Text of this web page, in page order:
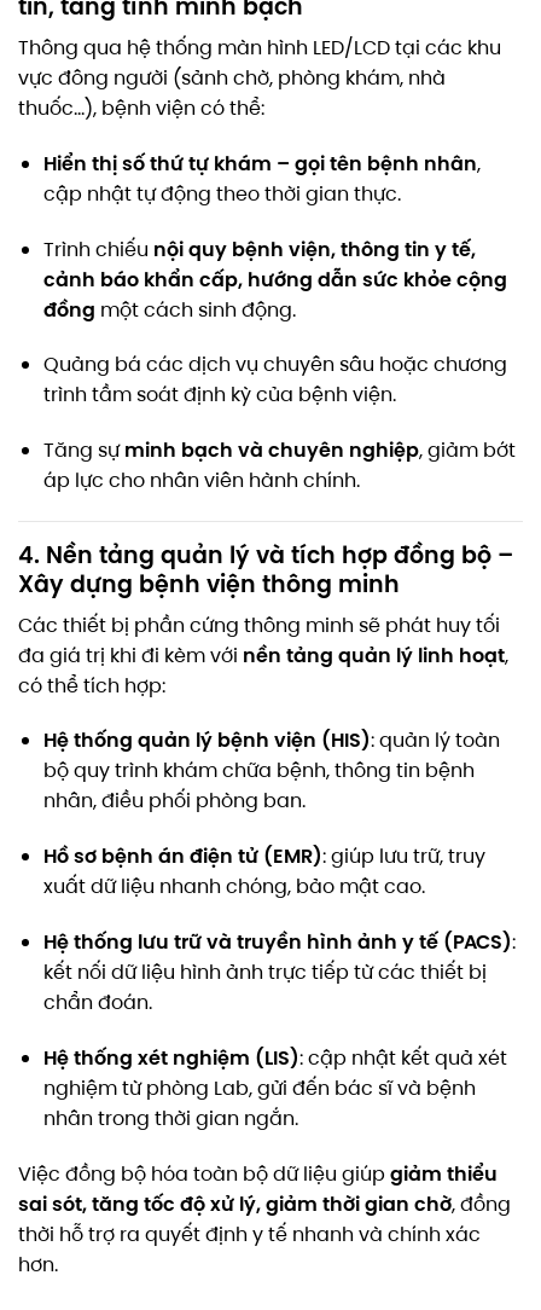
Thông qua hệ thống màn hình LED/LCD tại các khu
vực đông người (sảnh chờ, phòng khám, nhà
thuốc…), bệnh viện có thể:
Hiển thị số thứ tự khám – gọi tên bệnh nhân,
cập nhật tự động theo thời gian thực.
Trình chiếu nội quy bệnh viện, thông tin y tế,
cảnh báo khẩn cấp, hướng dẫn sức khỏe cộng
đồng một cách sinh động.
Quảng bá các dịch vụ chuyên sâu hoặc chương
trình tầm soát định kỳ của bệnh viện.
Tăng sựminh bạch và chuyên nghiệp, giảm bớt
áp lực cho nhân viên hành chính.
4. Nền tảng quản lý và tích hợp đồng bộ –
Xây dựng bệnh viện thông minh
Các thiết bị phần cứng thông minh sẽ phát huy tối
đa giá trị khi đi kèm với nền tảng quản lý linh hoạt,
có thể tích hợp:
Hệ thống quản lý bệnh viện (HIS): quản lý toàn
bộ quy trình khám chữa bệnh, thông tin bệnh
nhân, điều phối phòng ban.
Hồ sơ bệnh án điện tử (EMR): giúp lưu trữ, truy
xuất dữ liệu nhanh chóng, bảo mật cao.
Hệ thống lưu trữ và truyền hình ảnh y tế (PACS):
kết nối dữ liệu hình ảnh trực tiếp từ các thiết bị
chẩn đoán.
Hệ thống xét nghiệm (LIS): cập nhật kết quả xét
nghiệm từ phòng Lab, gửi đến bác sĩ và bệnh
nhân trong thời gian ngắn.
Việc đồng bộ hóa toàn bộ dữ liệu giúpgiảm thiểu
sai sót, tăng tốc độ xử lý, giảm thời gian chờ, đồng
thời hỗ trợ ra quyết định y tế nhanh và chính xác
hơn.